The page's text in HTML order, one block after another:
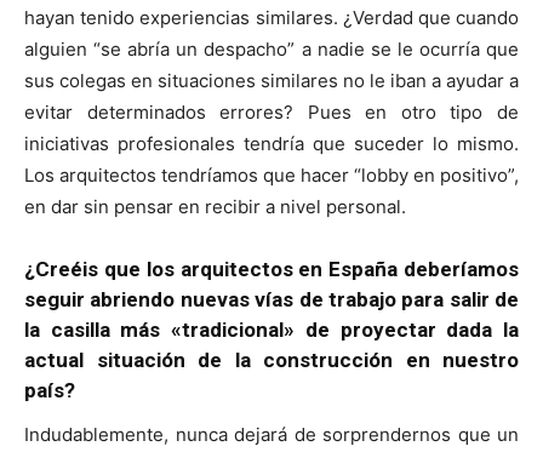
hayan tenido experiencias similares. ¿Verdad que cuando
alguien “se abría un despacho” a nadie se le ocurría que
sus colegas en situaciones similares no le iban a ayudar a
evitar determinados errores? Pues en otro tipo de
iniciativas profesionales tendría que suceder lo mismo.
Los arquitectos tendríamos que hacer “lobby en positivo”,
en dar sin pensar en recibir a nivel personal.
¿Creéis que los arquitectos en España deberíamos
seguir abriendo nuevas vías de trabajo para salir de
la casilla más «tradicional» de proyectar dada la
actual situación de la construcción en nuestro
país?
Indudablemente, nunca dejará de sorprendernos que un